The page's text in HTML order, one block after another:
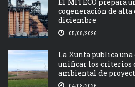
cogeneración de
diciembre
05/08/2026
La Xunta publica
unificar los criterios
ambiental de